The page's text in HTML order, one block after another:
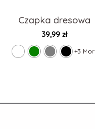
Czapka dresowa
39,99 zł
+3